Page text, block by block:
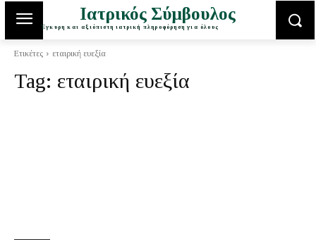
Ιατρικός Σύμβουλος
Έγκυρη και αξιόπιστη ιατρική πληροφόρηση για όλους
Ετικέτες εταιρική ευεξία
Tag: εταιρική ευεξία